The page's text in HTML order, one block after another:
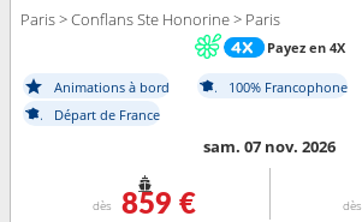
Paris > Conflans Ste Honorine > Paris
Payez en 4X
Animations à bord 100% Francophone
Départ de France
sam. 07 nov. 2026
dès 859 € dès